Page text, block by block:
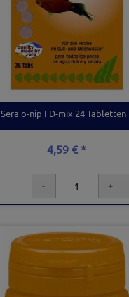
Sera o-nip FD-mix 24 Tabletten
4,59 € *